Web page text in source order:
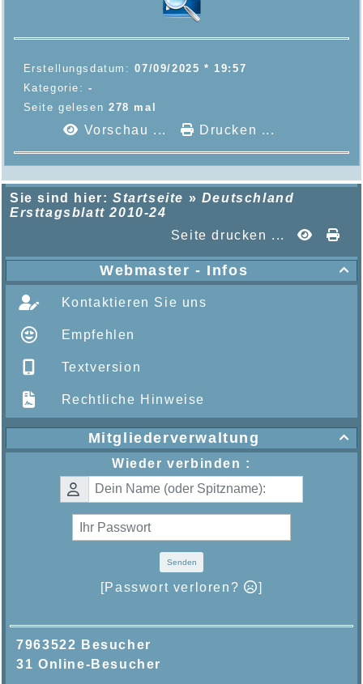
Erstellungsdatum:07/09/2025 * 19:57
Kategorie:-
Seite gelesen 278 mal
Vorschau ... Drucken ...
Sie sind hier: Startseite » Deutschland
Ersttagsblatt 2010-24
Seite drucken ...

Webmaster - Infos
Kontaktieren Sie uns
Empfehlen
Textversion
Rechtliche Hinweise

Mitgliederverwaltung
Wieder verbinden :
Senden
[Passwort verloren? ]
7963522 Besucher
31 Online-Besucher